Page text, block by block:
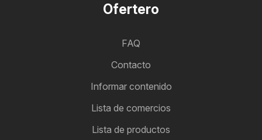
Ofertero
FAQ
Contacto
Informar contenido
Lista de comercios
Lista de productos